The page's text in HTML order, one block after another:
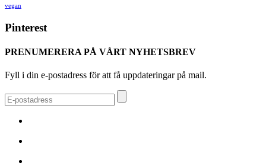
vegan
Pinterest
PRENUMERERA PÅ VÅRT NYHETSBREV
Fyll i din e-postadress för att få uppdateringar på mail.